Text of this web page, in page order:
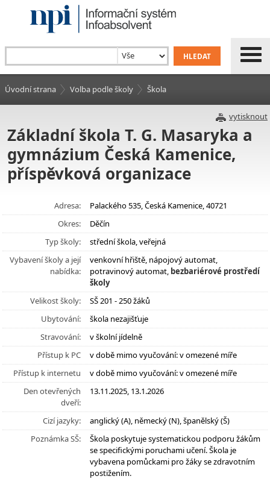
Úvodní strana Volba podle školy Škola
vytisknout
Základní škola T. G. Masaryka a
gymnázium Česká Kamenice,
příspěvková organizace
Adresa:
Palackého 535, Česká Kamenice, 40721
Okres:
Děčín
Typ školy:
střední škola, veřejná
Vybavení školy a její
nabídka:
venkovní hřiště, nápojový automat,
potravinový automat, bezbariérové prostředí
školy
Velikost školy:
SŠ 201 - 250 žáků
Ubytování:
škola nezajišťuje
Stravování:
v školní jídelně
Přístup k PC
v době mimo vyučování: v omezené míře
Přístup k internetu
v době mimo vyučování: v omezené míře
Den otevřených
dveří:
13.11.2025, 13.1.2026
Cizí jazyky:
anglický (A), německý (N), španělský (Š)
Poznámka SŠ:
Škola poskytuje systematickou podporu žákům
se specifickými poruchami učení. Škola je
vybavena pomůckami pro žáky se zdravotním
postižením.